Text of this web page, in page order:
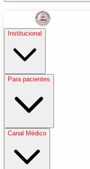
Institucional
Para pacientes
Canal Médico